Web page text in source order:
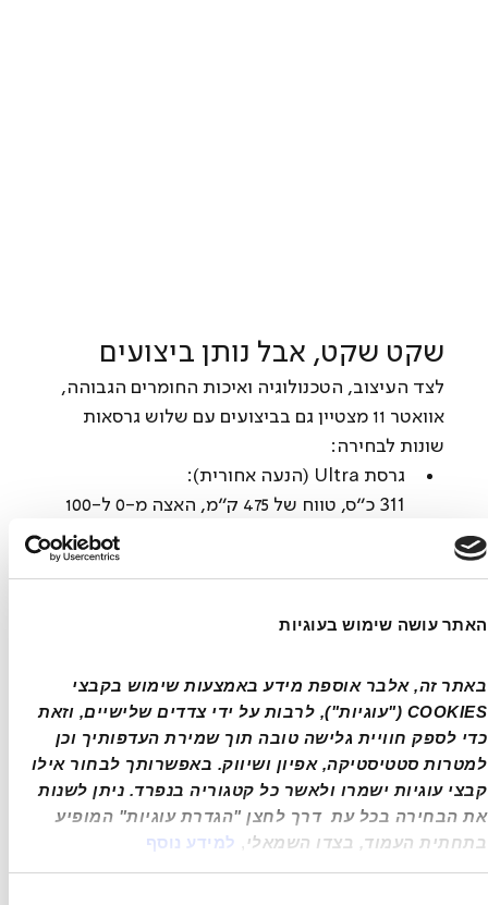
האתר עושה שימוש בעוגיות
בתחתית העמוד, בצדו השמאלי , למידע נוסף
שקט שקט, אבל נותן ביצועים
לצד העיצוב, הטכנולוגיה ואיכות החומרים הגבוהה,
אוואטר 11 מצטיין גם בביצועים עם שלוש גרסאות
שונות לבחירה:
גרסת Ultra (הנעה אחורית):
ל-100 ב-4.5 שניות בלבד
אוואטר 11 מבוסס על פלטפורמת 800V ותומך
בטעינה DC בהספק של עד 240 קילוואט
מ-30% ל-80% תוך פחות מ-25 דקות.
עיצוב שמדבר יוקרה
העיצוב החיצוני והפנימי של אוואטר 11 לא משאיר
מקום לספק שמדובר ברכב יוקרה שבא להכניס